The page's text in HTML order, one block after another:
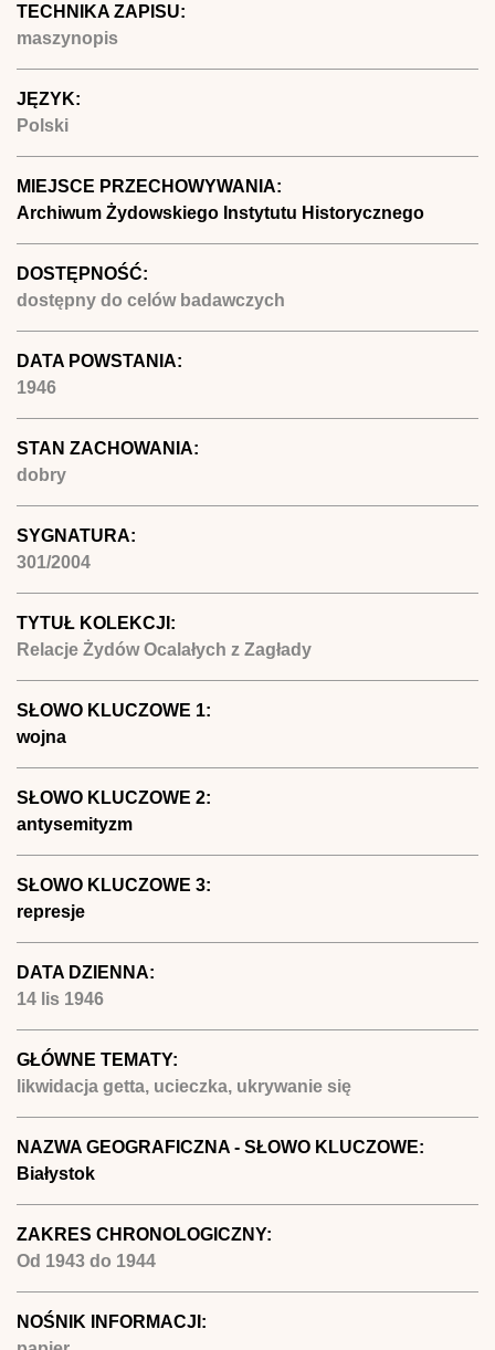
TECHNIKA ZAPISU:
maszynopis
JĘZYK:
Polski
MIEJSCE PRZECHOWYWANIA:
Archiwum Żydowskiego Instytutu Historycznego
DOSTĘPNOŚĆ:
dostępny do celów badawczych
DATA POWSTANIA:
1946
STAN ZACHOWANIA:
dobry
SYGNATURA:
301/2004
TYTUŁ KOLEKCJI:
Relacje Żydów Ocalałych z Zagłady
SŁOWO KLUCZOWE 1:
wojna
SŁOWO KLUCZOWE 2:
antysemityzm
SŁOWO KLUCZOWE 3:
represje
DATA DZIENNA:
14 lis 1946
GŁÓWNE TEMATY:
likwidacja getta, ucieczka, ukrywanie się
NAZWA GEOGRAFICZNA - SŁOWO KLUCZOWE:
Białystok
ZAKRES CHRONOLOGICZNY:
Od 1943 do 1944
NOŚNIK INFORMACJI: